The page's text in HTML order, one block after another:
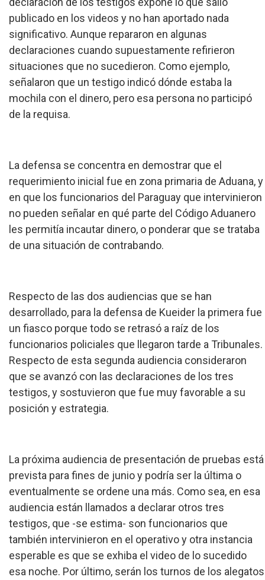
publicado en los videos y no han aportado nada
significativo. Aunque repararon en algunas
declaraciones cuando supuestamente refirieron
situaciones que no sucedieron. Como ejemplo,
señalaron que un testigo indicó dónde estaba la
mochila con el dinero, pero esa persona no participó
de la requisa.
La defensa se concentra en demostrar que el
requerimiento inicial fue en zona primaria de Aduana, y
en que los funcionarios del Paraguay que intervinieron
no pueden señalar en qué parte del Código Aduanero
les permitía incautar dinero, o ponderar que se trataba
de una situación de contrabando.
Respecto de las dos audiencias que se han
desarrollado, para la defensa de Kueider la primera fue
un fiasco porque todo se retrasó a raíz de los
funcionarios policiales que llegaron tarde a Tribunales.
Respecto de esta segunda audiencia consideraron
que se avanzó con las declaraciones de los tres
testigos, y sostuvieron que fue muy favorable a su
posición y estrategia.
La próxima audiencia de presentación de pruebas está
prevista para fines de junio y podría ser la última o
eventualmente se ordene una más. Como sea, en esa
audiencia están llamados a declarar otros tres
testigos, que -se estima- son funcionarios que
también intervinieron en el operativo y otra instancia
esperable es que se exhiba el video de lo sucedido
esa noche. Por último, serán los turnos de los alegatos